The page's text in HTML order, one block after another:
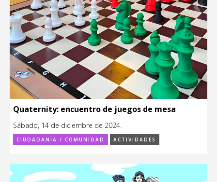
Quaternity: encuentro de juegos de mesa
Sábado, 14 de diciembre de 2024.
CIUDADANÍA / COMUNIDAD ACTIVIDADES